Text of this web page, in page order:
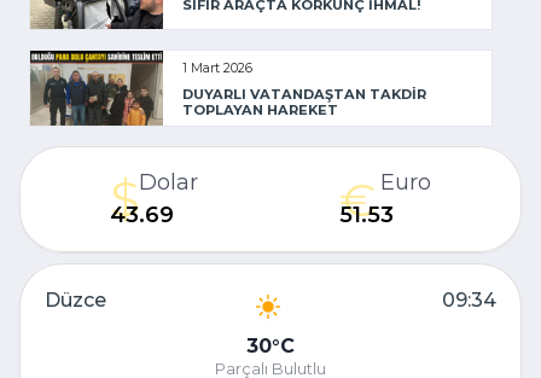
SIFIR ARAÇTA KORKUNÇ İHMAL!
1 Mart 2026
DUYARLI VATANDAŞTAN TAKDİR
TOPLAYAN HAREKET
Dolar
43.69
Euro
51.53
Düzce
09:34
30 C
Parçalı Bulutlu